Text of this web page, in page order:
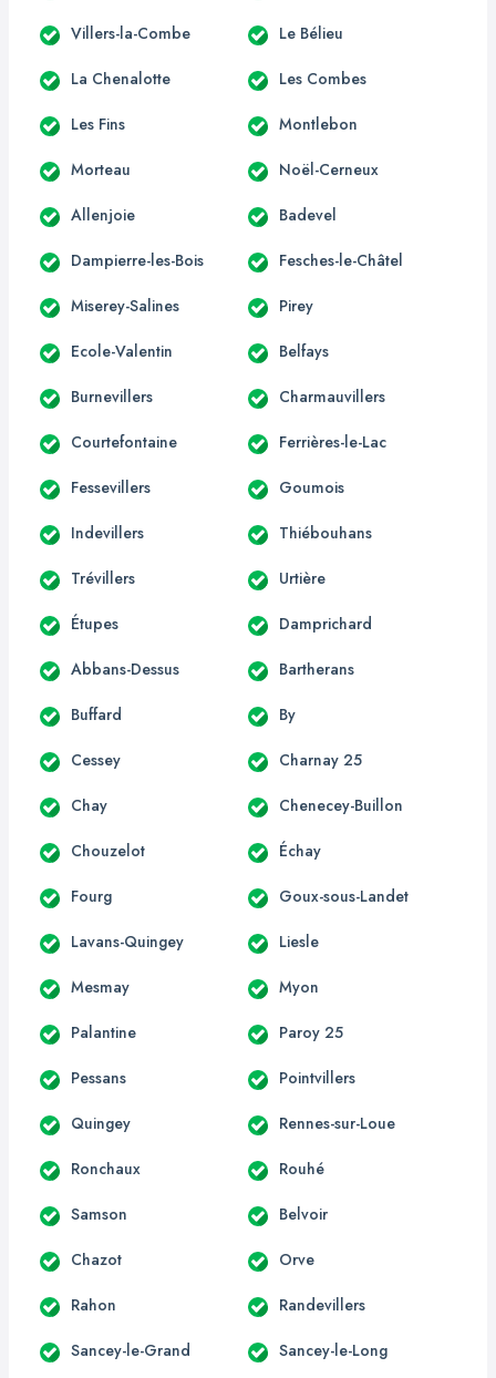
Villers-la-Combe Le Bélieu
La Chenalotte Les Combes
Les Fins Montlebon
Morteau Noël-Cerneux
Allenjoie Badevel
Dampierre-les-Bois Fesches-le-Châtel
Miserey-Salines Pirey
Ecole-Valentin Belfays
Burnevillers Charmauvillers
Courtefontaine Ferrières-le-Lac
Fessevillers Goumois
Indevillers Thiébouhans
Trévillers Urtière
Étupes Damprichard
Abbans-Dessus Bartherans
Buffard By
Cessey Charnay 25
Chay Chenecey-Buillon
Chouzelot Échay
Fourg Goux-sous-Landet
Lavans-Quingey Liesle
Mesmay Myon
Palantine Paroy 25
Pessans Pointvillers
Quingey Rennes-sur-Loue
Ronchaux Rouhé
Samson Belvoir
Chazot Orve
Rahon Randevillers
Sancey-le-Grand Sancey-le-Long